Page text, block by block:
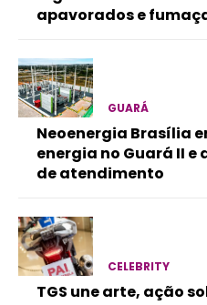
apavorados e
GUARÁ
Neoenergia Brasília
energia no Guará II
de atendimento
CELEBRITY
TGS une arte, ação